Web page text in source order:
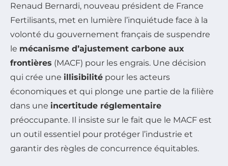
Renaud Bernardi, nouveau président de France
Fertilisants, met en lumière l’inquiétude face à la
volonté du gouvernement français de suspendre
le mécanisme d’ajustement carbone aux
frontières (MACF) pour les engrais. Une décision
qui crée une illisibilité pour les acteurs
économiques et qui plonge une partie de la filière
dans une incertitude réglementaire
préoccupante. Il insiste sur le fait que le MACF est
un outil essentiel pour protéger l’industrie et
garantir des règles de concurrence équitables.